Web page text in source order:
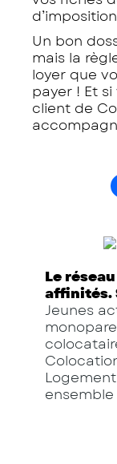
Un bon
mais la
loyer que
payer ! Et
client de
Le
affinités.
Jeunes
ensemble